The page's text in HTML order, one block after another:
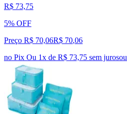
R$ 73,75
5% OFF
Preço R$ 70,06R$ 70,06
no Pix Ou 1x de R$ 73,75 sem jurosou